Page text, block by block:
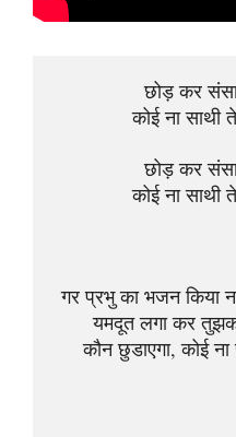
छोड़ कर
कोई ना साथी
छोड़ कर
कोई ना साथी
गर प्रभु का भजन किया
यमदूत लगा कर
कौन छुडाएगा, कोई ना